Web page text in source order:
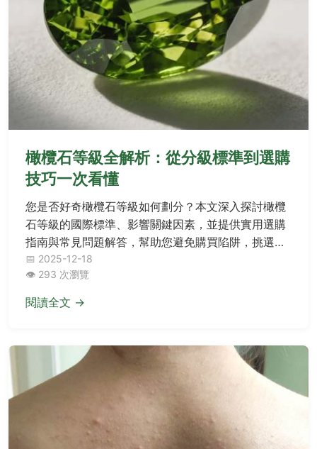
橄欖石等級全解析：從分級標準到選購
技巧一次看懂
您是否好奇橄欖石等級如何劃分？本文深入探討橄欖
石等級的國際標準、影響關鍵因素，並提供實用選購
指南與常見問題解答，幫助您避免購買陷阱，挑選出
高品質的橄欖石寶石。
📅 2025-12-18
👁️ 293 次瀏覽
閱讀全文 →